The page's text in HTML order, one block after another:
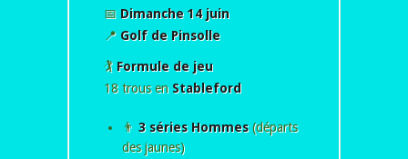
📅 Dimanche 14 juin
📍 Golf de Pinsolle
🏌️ Formule de jeu
18 trous en Stableford
👨 3 séries Hommes(départs
des jaunes)